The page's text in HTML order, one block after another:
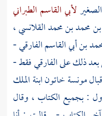
لأبي القاسم الطبراني
محمد بن محمد القلانسي،
بن أبي القاسم الفارقي-
بعد ذلك على الفارقي فقط -
مونسة خاتون ابنة الملك
: بجميع الكتاب ، وقال